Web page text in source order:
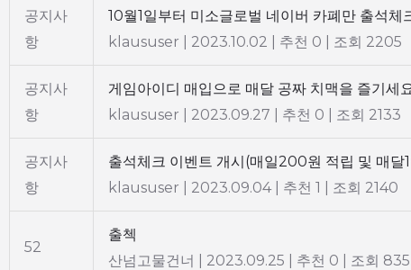
공지사
항
10월1일부터 미소글로벌 네이버 카폐만 출석체
klaususer
2023.10.02 추천 0 조회 2205
공지사
항
게임아이디 매입으로 매달 공짜 치맥을 즐기세
klaususer
2023.09.27 추천 0 조회 2133
공지사
항
출석체크 이벤트 개시(매일200원 적립 및 매달
klaususer
2023.09.04 추천 1 조회 2140
52
출첵
산넘고물건너
2023.09.25 추천 0 조회 835